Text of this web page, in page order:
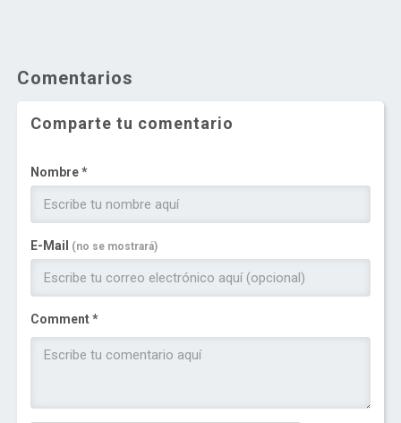
Comentarios
Comparte tu comentario
Nombre *
E-Mail (no se mostrará)
Comment *